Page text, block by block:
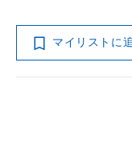
マイリストに